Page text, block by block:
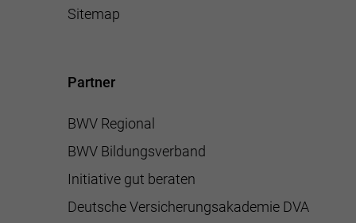
Sitemap
Partner
BWV Regional
BWV Bildungsverband
Initiative gut beraten
Deutsche Versicherungsakademie DVA